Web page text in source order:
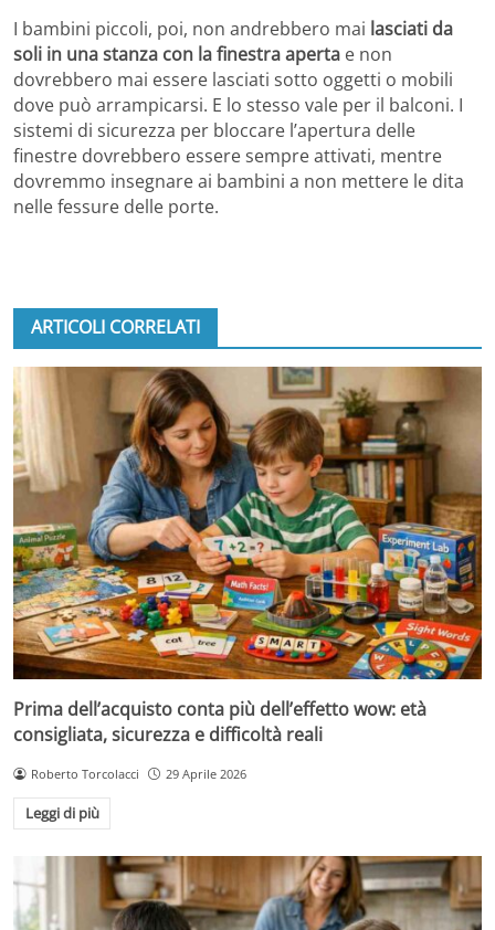
I bambini piccoli, poi, non andrebbero mai lasciati da
soli in una stanza con la finestra aperta e non
dovrebbero mai essere lasciati sotto oggetti o mobili
dove può arrampicarsi. E lo stesso vale per il balconi. I
sistemi di sicurezza per bloccare l’apertura delle
finestre dovrebbero essere sempre attivati, mentre
dovremmo insegnare ai bambini a non mettere le dita
nelle fessure delle porte.
ARTICOLI CORRELATI
Prima dell’acquisto conta più dell’effetto wow: età
consigliata, sicurezza e difficoltà reali
Roberto Torcolacci 29 Aprile 2026
Leggi di più